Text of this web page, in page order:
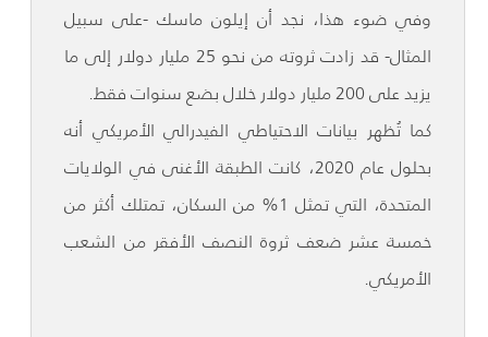
وفي ضوء هذا، نجد أن إيلون ماسك -على سبيل
المثال- قد زادت ثروته من نحو 25 مليار دولار إلى ما
يزيد على 200 مليار دولار خلال بضع سنوات فقط.
كما تُظهر بيانات الاحتياطي الفيدرالي الأمريكي أنه
بحلول عام 2020، كانت الطبقة الأغنى في الولايات
المتحدة، التي تمثل 1% من السكان، تمتلك أكثر من
خمسة عشر ضعف ثروة النصف الأفقر من الشعب
الأمريكي.